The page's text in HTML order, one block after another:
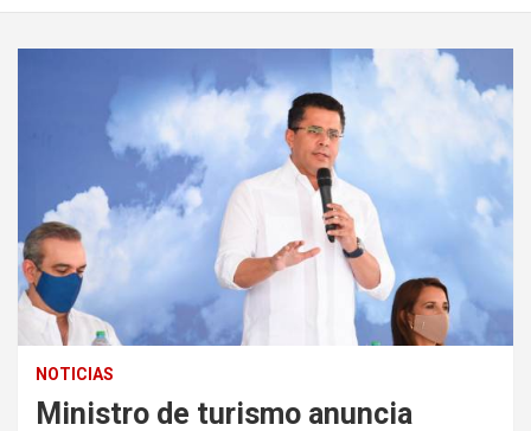
NOTICIAS
Ministro de turismo anuncia